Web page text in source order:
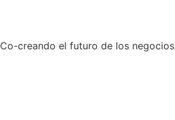
Co-creando el futuro de los negocios